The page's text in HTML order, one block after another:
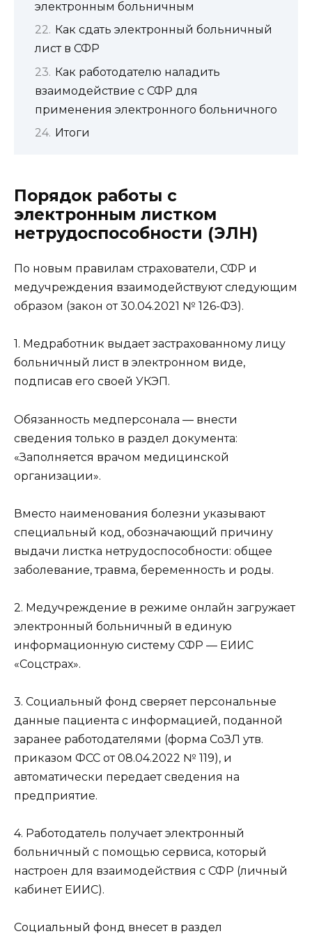
электронным больничным
Как сдать электронный больничный
лист в СФР
Как работодателю наладить
взаимодействие с СФР для
применения электронного больничного
Итоги
Порядок работы с
электронным листком
нетрудоспособности (ЭЛН)
По новым правилам страхователи, СФР и
медучреждения взаимодействуют следующим
образом (закон от 30.04.2021 № 126-ФЗ).
1. Медработник выдает застрахованному лицу
больничный лист в электронном виде,
подписав его своей УКЭП.
Обязанность медперсонала — внести
сведения только в раздел документа:
«Заполняется врачом медицинской
организации».
Вместо наименования болезни указывают
специальный код, обозначающий причину
выдачи листка нетрудоспособности: общее
заболевание, травма, беременность и роды.
2. Медучреждение в режиме онлайн загружает
электронный больничный в единую
информационную систему СФР — ЕИИС
«Соцстрах».
3. Социальный фонд сверяет персональные
данные пациента с информацией, поданной
заранее работодателями (форма СоЗЛ утв.
приказом ФСС от 08.04.2022 № 119), и
автоматически передает сведения на
предприятие.
4. Работодатель получает электронный
больничный с помощью сервиса, который
настроен для взаимодействия с СФР (личный
кабинет ЕИИС).
Социальный фонд внесет в раздел